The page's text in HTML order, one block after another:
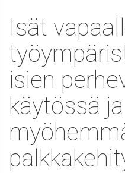
Isät
isien
käytössä ja